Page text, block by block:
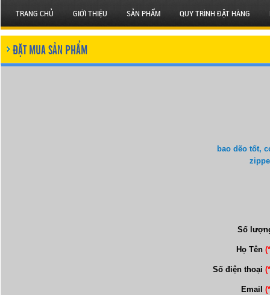
TRANG CHỦ GIỚI THIỆU SẢN PHẨM QUY TRÌNH ĐẶT HÀNG
ĐẶT MUA SẢN PHẨM
bao dẽo tốt,
Số
Họ Tên
Số điện thoại
Email